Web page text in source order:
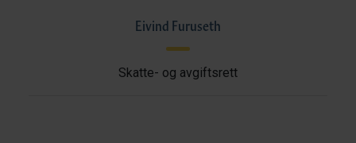
Eivind Furuseth
Skatte- og avgiftsrett